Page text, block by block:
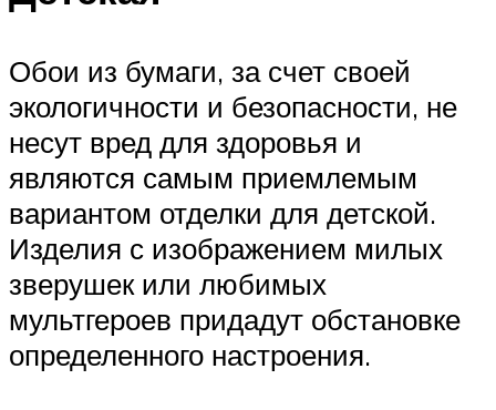
Обои из бумаги, за счет своей
экологичности и безопасности, не
несут вред для здоровья и
являются самым приемлемым
вариантом отделки для детской.
Изделия с изображением милых
зверушек или любимых
мультгероев придадут обстановке
определенного настроения.